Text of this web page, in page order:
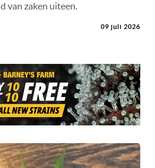
van zaken uiteen.
09 juli 2026